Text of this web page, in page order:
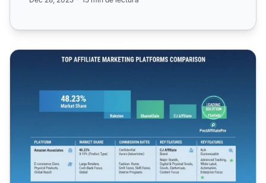
Mejores plataformas para el marketing de afiliados en